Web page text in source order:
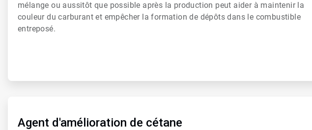
mélange ou aussitôt que possible après la production peut aider à maintenir la
couleur du carburant et empêcher la formation de dépôts dans le combustible
entreposé.
Agent d'amélioration de cétane